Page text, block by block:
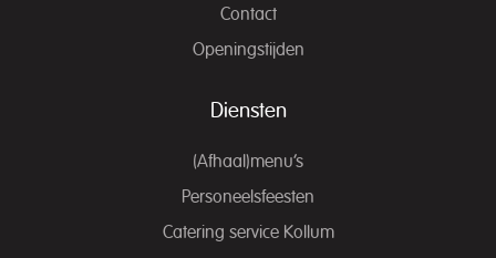
Contact
Openingstijden
Diensten
(Afhaal)menu’s
Personeelsfeesten
Catering service Kollum